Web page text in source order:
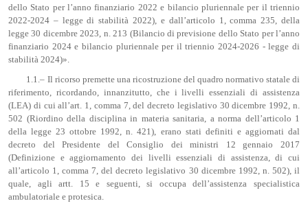
dello Stato per l’anno finanziario 2022 e bilancio pluriennale per il triennio
2022-2024 – legge di stabilità 2022), e dall’articolo 1, comma 235, della
legge 30 dicembre 2023, n. 213 (Bilancio di previsione dello Stato per l’anno
finanziario 2024 e bilancio pluriennale per il triennio 2024-2026 - legge di
stabilità 2024)».
1.1.– Il ricorso premette una ricostruzione del quadro normativo statale di
riferimento, ricordando, innanzitutto, che i livelli essenziali di assistenza
(LEA) di cui all’art. 1, comma 7, del decreto legislativo 30 dicembre 1992, n.
502 (Riordino della disciplina in materia sanitaria, a norma dell’articolo 1
della legge 23 ottobre 1992, n. 421), erano stati definiti e aggiornati dal
decreto del Presidente del Consiglio dei ministri 12 gennaio 2017
(Definizione e aggiornamento dei livelli essenziali di assistenza, di cui
all’articolo 1, comma 7, del decreto legislativo 30 dicembre 1992, n. 502), il
quale, agli artt. 15 e seguenti, si occupa dell’assistenza specialistica
ambulatoriale e protesica.